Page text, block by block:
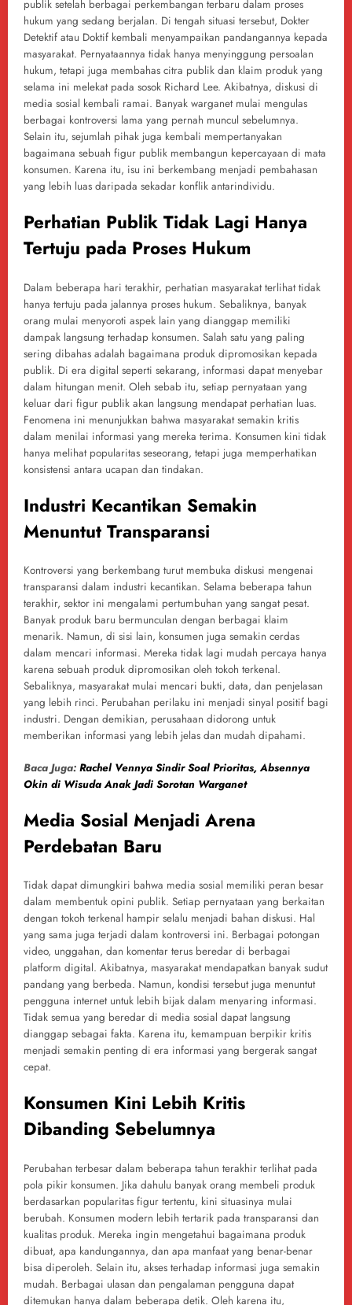
publik setelah berbagai perkembangan terbaru dalam proses
hukum yang sedang berjalan. Di tengah situasi tersebut, Dokter
Detektif atau Doktif kembali menyampaikan pandangannya kepada
masyarakat. Pernyataannya tidak hanya menyinggung persoalan
hukum, tetapi juga membahas citra publik dan klaim produk yang
selama ini melekat pada sosok Richard Lee. Akibatnya, diskusi di
media sosial kembali ramai. Banyak warganet mulai mengulas
berbagai kontroversi lama yang pernah muncul sebelumnya.
Selain itu, sejumlah pihak juga kembali mempertanyakan
bagaimana sebuah figur publik membangun kepercayaan di mata
konsumen. Karena itu, isu ini berkembang menjadi pembahasan
yang lebih luas daripada sekadar konflik antarindividu.
Perhatian Publik Tidak Lagi Hanya
Tertuju pada Proses Hukum
Dalam beberapa hari terakhir, perhatian masyarakat terlihat tidak
hanya tertuju pada jalannya proses hukum. Sebaliknya, banyak
orang mulai menyoroti aspek lain yang dianggap memiliki
dampak langsung terhadap konsumen. Salah satu yang paling
sering dibahas adalah bagaimana produk dipromosikan kepada
publik. Di era digital seperti sekarang, informasi dapat menyebar
dalam hitungan menit. Oleh sebab itu, setiap pernyataan yang
keluar dari figur publik akan langsung mendapat perhatian luas.
Fenomena ini menunjukkan bahwa masyarakat semakin kritis
dalam menilai informasi yang mereka terima. Konsumen kini tidak
hanya melihat popularitas seseorang, tetapi juga memperhatikan
konsistensi antara ucapan dan tindakan.
Industri Kecantikan Semakin
Menuntut Transparansi
Kontroversi yang berkembang turut membuka diskusi mengenai
transparansi dalam industri kecantikan. Selama beberapa tahun
terakhir, sektor ini mengalami pertumbuhan yang sangat pesat.
Banyak produk baru bermunculan dengan berbagai klaim
menarik. Namun, di sisi lain, konsumen juga semakin cerdas
dalam mencari informasi. Mereka tidak lagi mudah percaya hanya
karena sebuah produk dipromosikan oleh tokoh terkenal.
Sebaliknya, masyarakat mulai mencari bukti, data, dan penjelasan
yang lebih rinci. Perubahan perilaku ini menjadi sinyal positif bagi
industri. Dengan demikian, perusahaan didorong untuk
memberikan informasi yang lebih jelas dan mudah dipahami.
Baca Juga: Rachel Vennya Sindir Soal Prioritas, Absennya
Okin di Wisuda Anak Jadi Sorotan Warganet
Media Sosial Menjadi Arena
Perdebatan Baru
Tidak dapat dimungkiri bahwa media sosial memiliki peran besar
dalam membentuk opini publik. Setiap pernyataan yang berkaitan
dengan tokoh terkenal hampir selalu menjadi bahan diskusi. Hal
yang sama juga terjadi dalam kontroversi ini. Berbagai potongan
video, unggahan, dan komentar terus beredar di berbagai
platform digital. Akibatnya, masyarakat mendapatkan banyak sudut
pandang yang berbeda. Namun, kondisi tersebut juga menuntut
pengguna internet untuk lebih bijak dalam menyaring informasi.
Tidak semua yang beredar di media sosial dapat langsung
dianggap sebagai fakta. Karena itu, kemampuan berpikir kritis
menjadi semakin penting di era informasi yang bergerak sangat
cepat.
Konsumen Kini Lebih Kritis
Dibanding Sebelumnya
Perubahan terbesar dalam beberapa tahun terakhir terlihat pada
pola pikir konsumen. Jika dahulu banyak orang membeli produk
berdasarkan popularitas figur tertentu, kini situasinya mulai
berubah. Konsumen modern lebih tertarik pada transparansi dan
kualitas produk. Mereka ingin mengetahui bagaimana produk
dibuat, apa kandungannya, dan apa manfaat yang benar-benar
bisa diperoleh. Selain itu, akses terhadap informasi juga semakin
mudah. Berbagai ulasan dan pengalaman pengguna dapat
ditemukan hanya dalam beberapa detik. Oleh karena itu,